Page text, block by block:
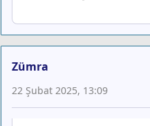
Zümra
22 Şubat 2025, 13:09